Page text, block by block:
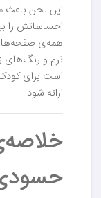
این لحن باعث
احساساتش را
همه‌ی
نرم و رنگ‌های
است برای
ارائه شود.